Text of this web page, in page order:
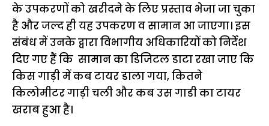
के उपकरणों को खरीदने के लिए प्रस्ताव भेजा जा चुका
है और जल्द ही यह उपकरण व सामान आ जाएगा। इस
संबंध में उनके द्वारा विभागीय अधिकारियों को निर्देश
दिए गए हैं कि सामान का डिजिटल डाटा रखा जाए कि
किस गाड़ी में कब टायर डाला गया, कितने
किलोमीटर गाड़ी चली और कब उस गाडी का टायर
खराब हुआ है।